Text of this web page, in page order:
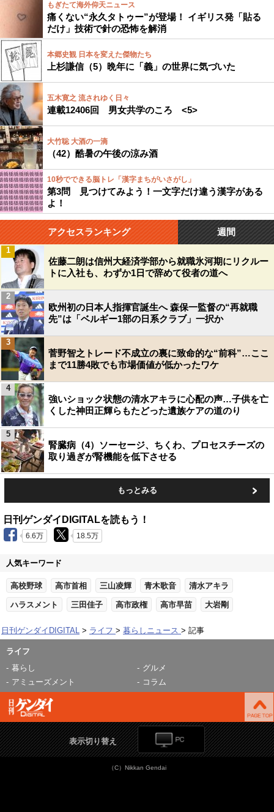
もぎたて海外仰天ニュース
痛くない“永久タトゥー”が登場！ イギリス発「貼る
だけ」技術で針の恐怖を解消
本郷史観 日本を変えた傑物たち
上杉謙信（5）晩年に「義」の世界に気づいた
五木寛之 流されゆく日々
連載12406回 男女共学のころ <5>
大竹聡 大酒の一滴
（42）酷暑の午後の涼み酒
10秒でできる脳トレ「漢字まちがいさがし」
第3問 見つけてみよう！一文字だけ違う漢字がある
よ！
アクセスランキング 週間
佐藤二朗は信州大経済学部から就職氷河期にリクルー
トに入社も、わずか1日で辞めて役者の道へ
1
欧州初の日本人指揮官誕生へ 森保一監督の“再就職
先”は「ベルギー1部の日系クラブ」一択か
2
菅野智之トレード不成立の裏に致命的な“前科”…ここ
まで11勝4敗でも市場価値が低かったワケ
3
強いショック状態の清水アキラに心配の声…子供を亡
くした神田正輝らもたどった遺族ケアの道のり
4
腎臓病（4）ソーセージ、ちくわ、プロセスチーズの
取り過ぎが腎機能を低下させる
5
もっとみる
日刊ゲンダイDIGITALを読もう！
6.6万 18.5万
人気キーワード
高校野球 高市首相 三山凌輝 青木歌音 清水アキラ
ハラスメント 三田佳子 高市政権 高市早苗 大岩剛
日刊ゲンダイDIGITAL ライフ 暮らしニュース 記事
ライフ
暮らし
グルメ
アミューズメント
コラム
表示切り替え
（C）Nikkan Gendai